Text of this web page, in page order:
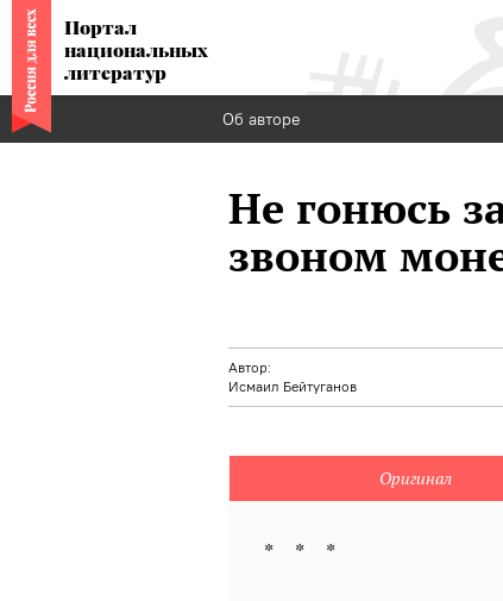
Портал
национальных
литератур
Об авторе
Не гонюсь
звоном
Автор:
Исмаил Бейтуганов
Оригинал
* * *